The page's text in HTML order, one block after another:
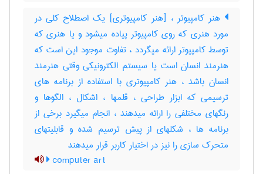
هنر کامپیوتر ، [هنر کامپیوتری] یک اصطلاح کلی در
مورد هنری که روی کامپیوتر پیاده میشود و یا هنری که
توسط کامپیوتر ارائه میگردد ، تفاوت موجود این است که
هنرمند انسان است یا سیستم الکترونیکی وقتی هنرمند
انسان باشد ، هنر کامپیوتری با استفاده از برنامه های
ترسیمی که ابزار طراحی ، قلمها ، اشکال ، الگوها و
رنگهای مختلفی را ارائه میدهند ، انجام میگیرد برخی از
برنامه ها ، شکلهای از پیش ترسیم شده و قابلیتهای
متحرک سازی را نیز در اختیار کاربر قرار میدهند
computer art